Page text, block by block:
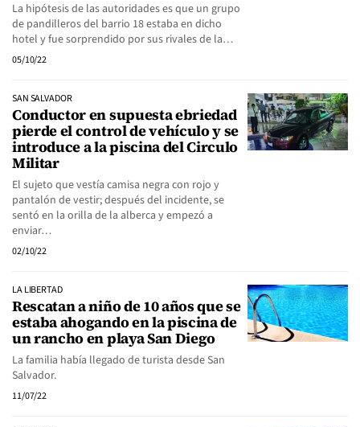
La hipótesis de las autoridades es que un grupo
de pandilleros del barrio 18 estaba en dicho
hotel y fue sorprendido por sus rivales de la…
05/10/22
SAN SALVADOR
Conductor en supuesta ebriedad
pierde el control de vehículo y se
introduce a la piscina del Circulo
Militar
El sujeto que vestía camisa negra con rojo y
pantalón de vestir; después del incidente, se
sentó en la orilla de la alberca y empezó a
enviar…
02/10/22
LA LIBERTAD
Rescatan a niño de 10 años que se
estaba ahogando en la piscina de
un rancho en playa San Diego
La familia había llegado de turista desde San
Salvador.
11/07/22